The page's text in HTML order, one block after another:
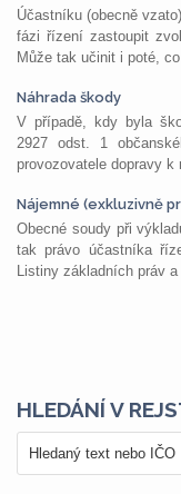
Účastníku (obecně
fázi řízení zastoupit
Může tak učinit i poté,
Náhrada škody
V případě, kdy byla
2927 odst. 1
provozovatele dopravy
Nájemné (exkluzivně
Obecné soudy při
tak právo účastníka
Listiny základních práv
HLEDÁNÍ V